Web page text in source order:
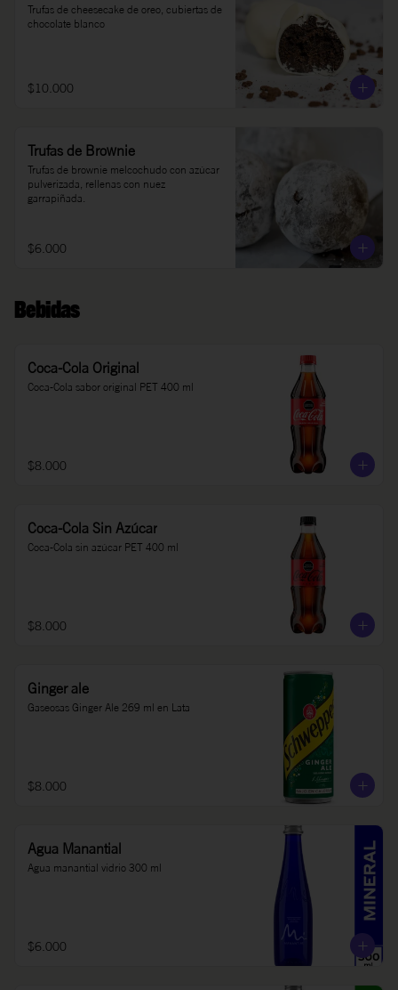
Trufas de cheesecake de oreo, cubiertas de
chocolate blanco
$10.000
Trufas de Brownie
Trufas de brownie melcochudo con azúcar
pulverizada, rellenas con nuez
garrapiñada.
$6.000
Bebidas
Coca-Cola Original
Coca-Cola sabor original PET 400 ml
$8.000
Coca-Cola Sin Azúcar
Coca-Cola sin azúcar PET 400 ml
$8.000
Ginger ale
Gaseosas Ginger Ale 269 ml en Lata
$8.000
Agua Manantial
Agua manantial vidrio 300 ml
$6.000